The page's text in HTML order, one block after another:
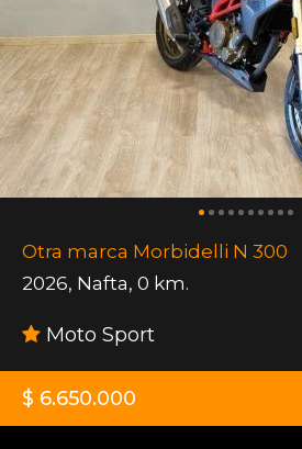
Otra marca Morbidelli N 300
2026, Nafta, 0 km.
Moto Sport
$ 6.650.000